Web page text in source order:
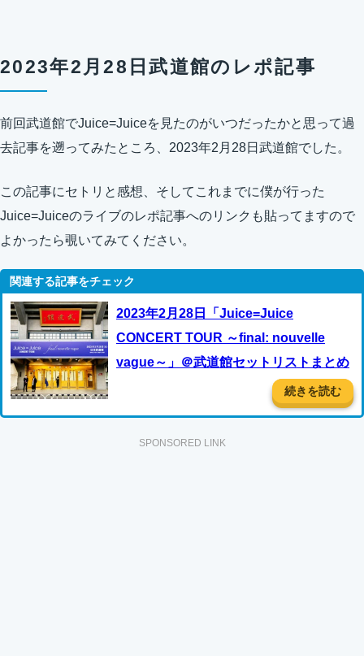
2023年2月28日武道館のレポ記事
前回武道館でJuice=Juiceを見たのがいつだったかと思って過
去記事を遡ってみたところ、2023年2月28日武道館でした。
この記事にセトリと感想、そしてこれまでに僕が行った
Juice=Juiceのライブのレポ記事へのリンクも貼ってますので
よかったら覗いてみてください。
2023年2月28日「Juice=Juice
CONCERT TOUR ～final: nouvelle
vague～」＠武道館セットリストまとめ
続きを読む
SPONSORED LINK